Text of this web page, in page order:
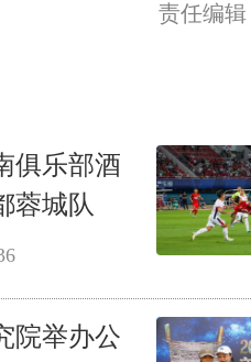
责任编
俱乐部酒
蓉城队
院举办公